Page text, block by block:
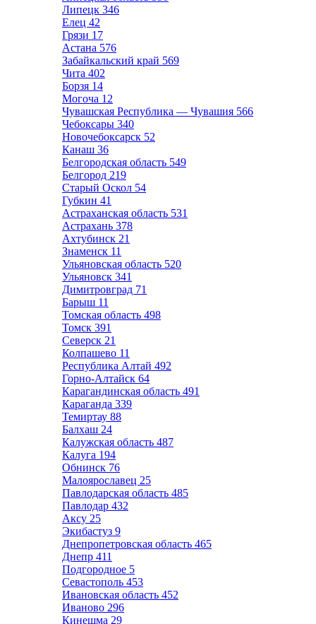
Липецк 346
Елец 42
Грязи 17
Астана 576
Забайкальский край 569
Чита 402
Борзя 14
Могоча 12
Чувашская Республика — Чувашия 566
Чебоксары 340
Новочебоксарск 52
Канаш 36
Белгородская область 549
Белгород 219
Старый Оскол 54
Губкин 41
Астраханская область 531
Астрахань 378
Ахтубинск 21
Знаменск 11
Ульяновская область 520
Ульяновск 341
Димитровград 71
Барыш 11
Томская область 498
Томск 391
Северск 21
Колпашево 11
Республика Алтай 492
Горно-Алтайск 64
Карагандинская область 491
Караганда 339
Темиртау 88
Балхаш 24
Калужская область 487
Калуга 194
Обнинск 76
Малоярославец 25
Павлодарская область 485
Павлодар 432
Аксу 25
Экибастуз 9
Днепропетровская область 465
Днепр 411
Подгородное 5
Севастополь 453
Ивановская область 452
Иваново 296
Кинешма 29